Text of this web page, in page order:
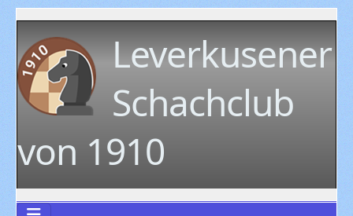
Leverkusener
Schachclub
von 1910